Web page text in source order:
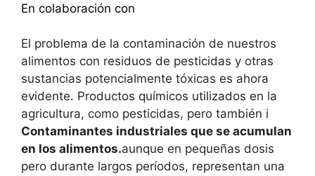
En colaboración con
El problema de la contaminación de nuestros
alimentos con residuos de pesticidas y otras
sustancias potencialmente tóxicas es ahora
evidente. Productos químicos utilizados en la
agricultura, como pesticidas, pero también i
Contaminantes industriales que se acumulan
en los alimentos.aunque en pequeñas dosis
pero durante largos períodos, representan una